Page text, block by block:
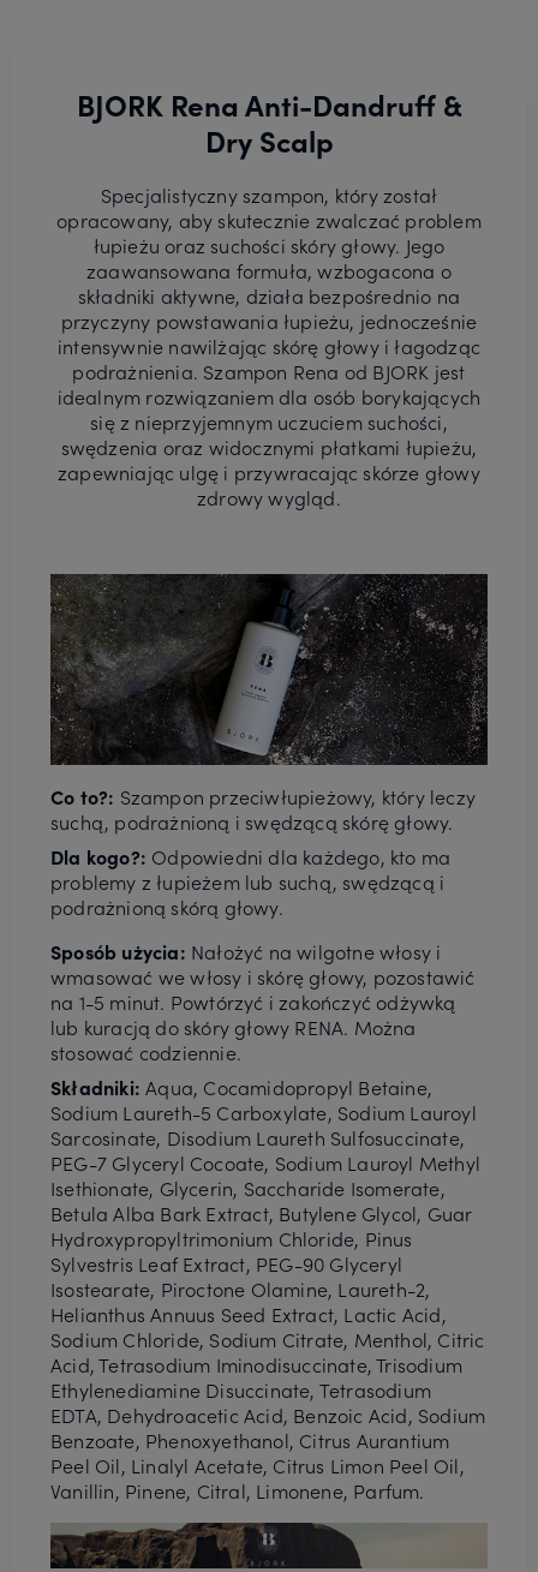
BJORK Rena Anti-Dandruff &
Dry Scalp
Specjalistyczny szampon, który został
opracowany, aby skutecznie zwalczać problem
łupieżu oraz suchości skóry głowy. Jego
zaawansowana formuła, wzbogacona o
składniki aktywne, działa bezpośrednio na
przyczyny powstawania łupieżu, jednocześnie
intensywnie nawilżając skórę głowy i łagodząc
podrażnienia. Szampon Rena od BJORK jest
idealnym rozwiązaniem dla osób borykających
się z nieprzyjemnym uczuciem suchości,
swędzenia oraz widocznymi płatkami łupieżu,
zapewniając ulgę i przywracając skórze głowy
zdrowy wygląd.
Co to?: Szampon przeciwłupieżowy, który leczy
suchą, podrażnioną i swędzącą skórę głowy.
Dla kogo?: Odpowiedni dla każdego, kto ma
problemy z łupieżem lub suchą, swędzącą i
podrażnioną skórą głowy.
Sposób użycia: Nałożyć na wilgotne włosy i
wmasować we włosy i skórę głowy, pozostawić
na 1-5 minut. Powtórzyć i zakończyć odżywką
lub kuracją do skóry głowy RENA. Można
stosować codziennie.
Składniki:Aqua, Cocamidopropyl Betaine,
Sodium Laureth-5 Carboxylate, Sodium Lauroyl
Sarcosinate, Disodium Laureth Sulfosuccinate,
PEG-7 Glyceryl Cocoate, Sodium Lauroyl Methyl
Isethionate, Glycerin, Saccharide Isomerate,
Betula Alba Bark Extract, Butylene Glycol, Guar
Hydroxypropyltrimonium Chloride, Pinus
Sylvestris Leaf Extract, PEG-90 Glyceryl
Isostearate, Piroctone Olamine, Laureth-2,
Helianthus Annuus Seed Extract, Lactic Acid,
Sodium Chloride, Sodium Citrate, Menthol, Citric
Acid, Tetrasodium Iminodisuccinate, Trisodium
Ethylenediamine Disuccinate, Tetrasodium
EDTA, Dehydroacetic Acid, Benzoic Acid, Sodium
Benzoate, Phenoxyethanol, Citrus Aurantium
Peel Oil, Linalyl Acetate, Citrus Limon Peel Oil,
Vanillin, Pinene, Citral, Limonene, Parfum.